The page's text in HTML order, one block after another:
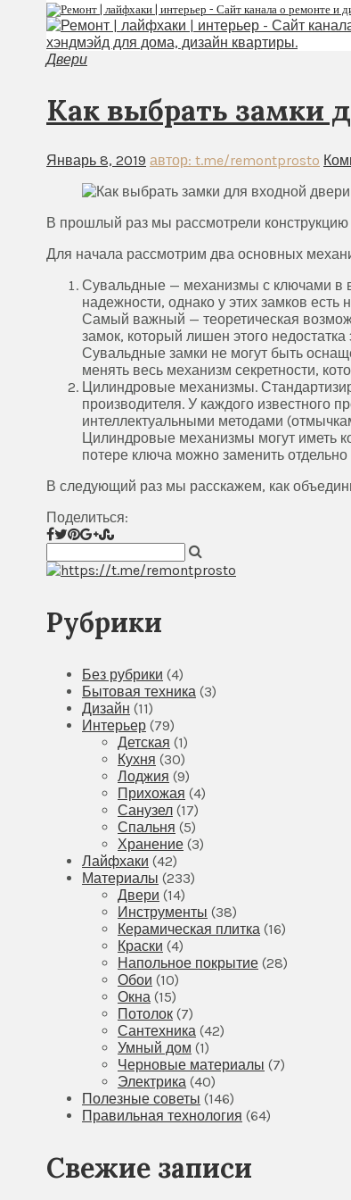
Двери
Как выбрать замки
Январь 8, 2019 автор: t.me/remontprosto
В прошлый раз мы рассмотрели
Для начала рассмотрим два основных
Сувальдные — механизмы с ключами в
надежности, однако у этих замков есть
Самый важный — теоретическая
замок, который лишен этого
Сувальдные замки не могут быть
менять весь механизм секретности,
Цилиндровые механизмы.
производителя. У каждого известного
интеллектуальными методами
Цилиндровые механизмы могут иметь
потере ключа можно заменить
В следующий раз мы расскажем, как
Поделиться:
Рубрики
Без рубрики (4)
Бытовая техника (3)
Дизайн (11)
Интерьер (79)
Детская (1)
Кухня (30)
Лоджия (9)
Прихожая (4)
Санузел (17)
Спальня (5)
Хранение (3)
Лайфхаки (42)
Материалы (233)
Двери (14)
Инструменты (38)
Керамическая плитка (16)
Краски (4)
Напольное покрытие (28)
Обои (10)
Окна (15)
Потолок (7)
Сантехника (42)
Умный дом (1)
Черновые материалы (7)
Электрика (40)
Полезные советы (146)
Правильная технология (64)
Свежие записи